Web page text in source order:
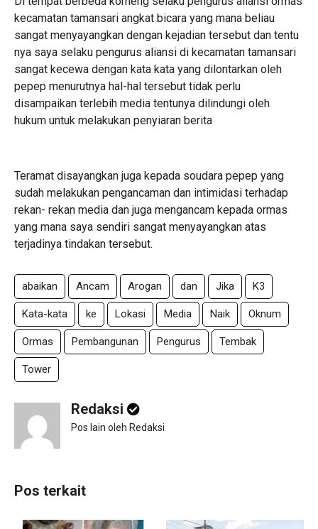
kecamatan tamansari angkat bicara yang mana beliau
sangat menyayangkan dengan kejadian tersebut dan tentu
nya saya selaku pengurus aliansi di kecamatan tamansari
sangat kecewa dengan kata kata yang dilontarkan oleh
pepep menurutnya hal-hal tersebut tidak perlu
disampaikan terlebih media tentunya dilindungi oleh
hukum untuk melakukan penyiaran berita
Teramat disayangkan juga kepada soudara pepep yang
sudah melakukan pengancaman dan intimidasi terhadap
rekan- rekan media dan juga mengancam kepada ormas
yang mana saya sendiri sangat menyayangkan atas
terjadinya tindakan tersebut.
abaikan Ancam Arogan dan Jika K3
K‍ata-kata ke Lokasi Media Naik Oknum
Ormas Pembangunan Pengurus Tembak
Tower
Redaksi
Pos lain oleh Redaksi
Pos terkait